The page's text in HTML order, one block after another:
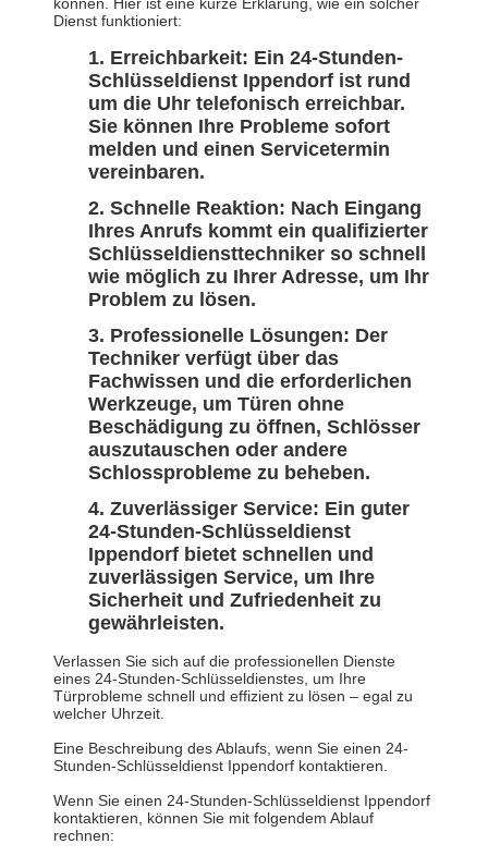
können. Hier ist eine kurze Erklärung, wie ein solcher
Dienst funktioniert:
Erreichbarkeit: Ein 24-Stunden-
Schlüsseldienst Ippendorf ist rund
um die Uhr telefonisch erreichbar.
Sie können Ihre Probleme sofort
melden und einen Servicetermin
vereinbaren.
Schnelle Reaktion: Nach Eingang
Ihres Anrufs kommt ein qualifizierter
Schlüsseldiensttechniker so schnell
wie möglich zu Ihrer Adresse, um Ihr
Problem zu lösen.
Professionelle Lösungen: Der
Techniker verfügt über das
Fachwissen und die erforderlichen
Werkzeuge, um Türen ohne
Beschädigung zu öffnen, Schlösser
auszutauschen oder andere
Schlossprobleme zu beheben.
Zuverlässiger Service: Ein guter
24-Stunden-Schlüsseldienst
Ippendorf bietet schnellen und
zuverlässigen Service, um Ihre
Sicherheit und Zufriedenheit zu
gewährleisten.
Verlassen Sie sich auf die professionellen Dienste
eines 24-Stunden-Schlüsseldienstes, um Ihre
Türprobleme schnell und effizient zu lösen – egal zu
welcher Uhrzeit.
Eine Beschreibung des Ablaufs, wenn Sie einen 24-
Stunden-Schlüsseldienst Ippendorf kontaktieren.
Wenn Sie einen 24-Stunden-Schlüsseldienst Ippendorf
kontaktieren, können Sie mit folgendem Ablauf
rechnen: